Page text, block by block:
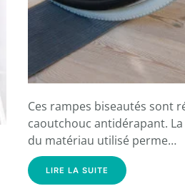
Ces rampes biseautés sont
caoutchouc antidérapant.
du matériau utilisé perme…
LIRE LA SUITE